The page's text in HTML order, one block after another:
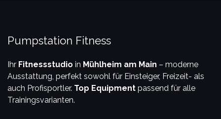
Pumpstation Fitness
Ihr Fitnessstudio in Mühlheim am Main – moderne
Ausstattung, perfekt sowohl für Einsteiger, Freizeit- als
auch Profisportler. Top Equipment passend für alle
Trainingsvarianten.